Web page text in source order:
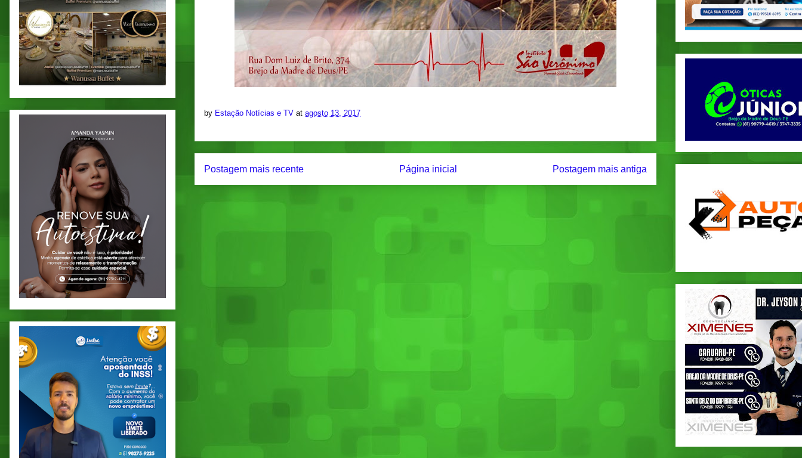
by Estação Notícias e TV at agosto 13, 2017
Postagem mais recente Postagem mais antiga
Página inicial